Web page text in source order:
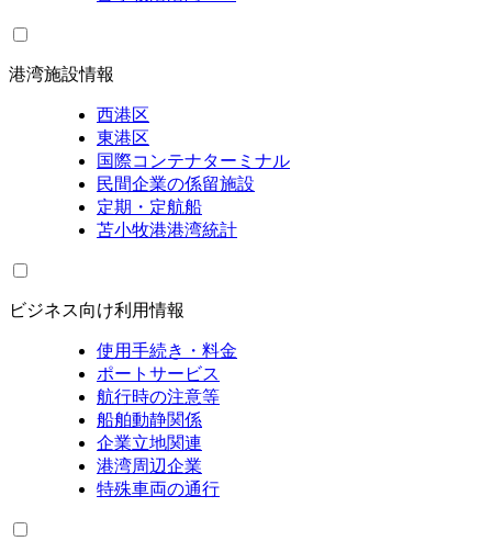
港湾施設情報
西港区
東港区
国際コンテナターミナル
民間企業の係留施設
定期・定航船
苫小牧港港湾統計
ビジネス向け利用情報
使用手続き・料金
ポートサービス
航行時の注意等
船舶動静関係
企業立地関連
港湾周辺企業
特殊車両の通行